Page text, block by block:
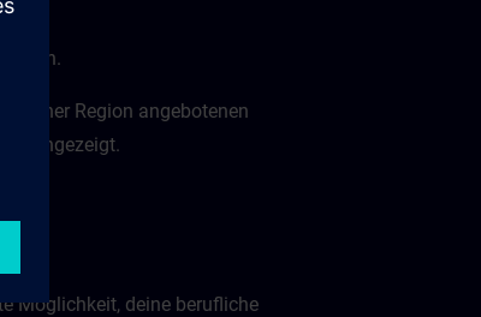
deiner Region angebotenen
angezeigt.
Möglichkeit, deine berufliche